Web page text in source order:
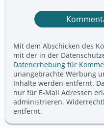
Mit dem Abschicken des
mit der in der
Datenerhebung für
unangebrachte Werbung
Inhalte werden entfernt.
nur für E-Mail Adressen
administrieren.
entfernt.